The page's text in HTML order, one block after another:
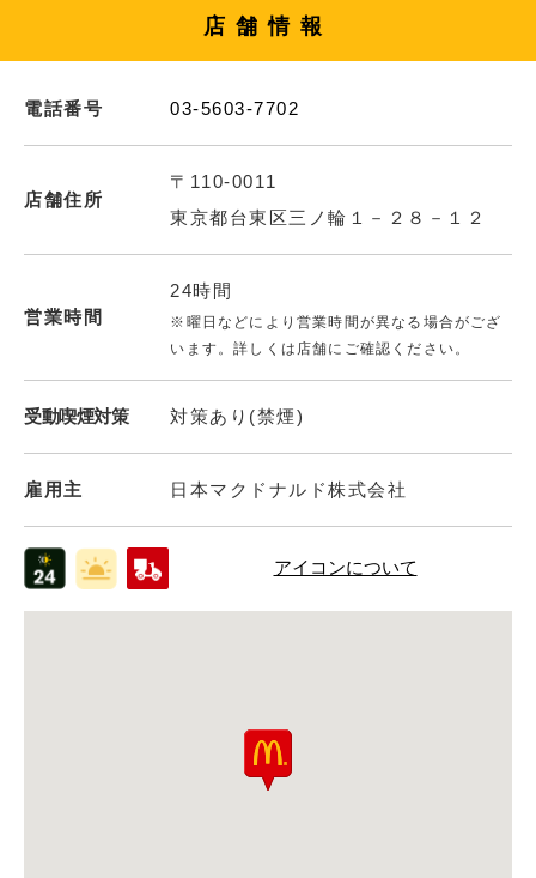
店舗情報
電話番号 03-5603-7702
店舗住所
〒110-0011
東京都台東区三ノ輪１－２８－１２
営業時間
24時間
※曜日などにより営業時間が異なる場合がござ
います。詳しくは店舗にご確認ください。
受動喫煙対策 対策あり(禁煙)
雇用主 日本マクドナルド株式会社
アイコンについて